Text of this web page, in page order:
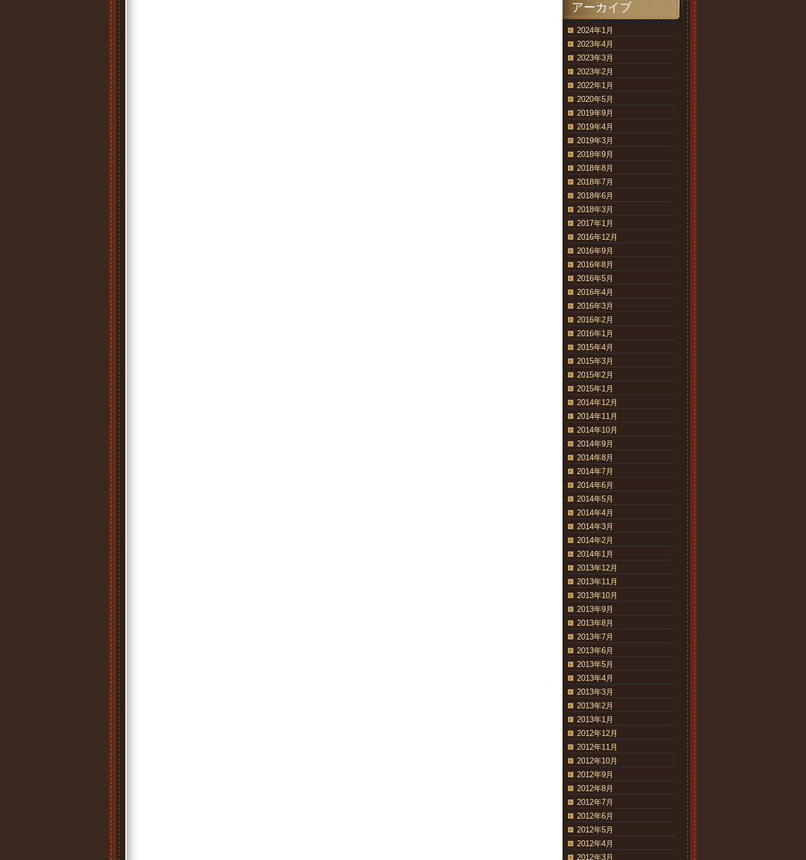
アーカイブ
2024年1月
2023年4月
2023年3月
2023年2月
2022年1月
2020年5月
2019年9月
2019年4月
2019年3月
2018年9月
2018年8月
2018年7月
2018年6月
2018年3月
2017年1月
2016年12月
2016年9月
2016年8月
2016年5月
2016年4月
2016年3月
2016年2月
2016年1月
2015年4月
2015年3月
2015年2月
2015年1月
2014年12月
2014年11月
2014年10月
2014年9月
2014年8月
2014年7月
2014年6月
2014年5月
2014年4月
2014年3月
2014年2月
2014年1月
2013年12月
2013年11月
2013年10月
2013年9月
2013年8月
2013年7月
2013年6月
2013年5月
2013年4月
2013年3月
2013年2月
2013年1月
2012年12月
2012年11月
2012年10月
2012年9月
2012年8月
2012年7月
2012年6月
2012年5月
2012年4月
2012年3月